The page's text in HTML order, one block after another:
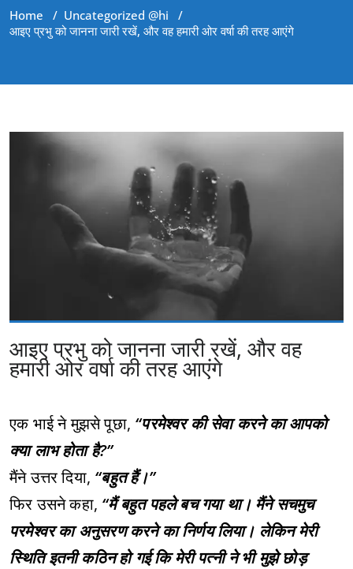
Home / Uncategorized @hi /
आइए प्रभु को जानना जारी रखें, और वह हमारी ओर वर्षा की तरह आएंगे
आइए प्रभु को जानना जारी रखें, और वह
हमारी ओर वर्षा की तरह आएंगे
एक भाई ने मुझसे पूछा, “परमेश्वर की सेवा करने का आपको
क्या लाभ होता है?”
मैंने उत्तर दिया, “बहुत हैं।”
फिर उसने कहा, “मैं बहुत पहले बच गया था। मैंने सचमुच
परमेश्वर का अनुसरण करने का निर्णय लिया। लेकिन मेरी
स्थिति इतनी कठिन हो गई कि मेरी पत्नी ने भी मुझे छोड़